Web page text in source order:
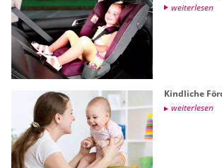
wei­ter­le­sen
Kind­li­che
wei­ter­le­sen